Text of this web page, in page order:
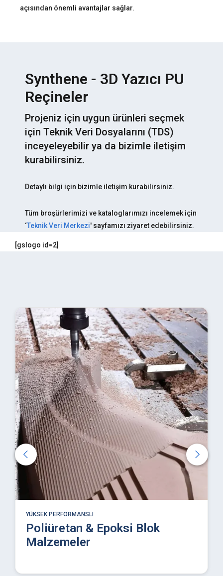
açısından önemli avantajlar sağlar.
Synthene - 3D Yazıcı PU
Reçineler
Projeniz için uygun ürünleri seçmek
için Teknik Veri Dosyalarını (TDS)
inceyeleyebilir ya da bizimle iletişim
kurabilirsiniz.
Detaylı bilgi için bizimle iletişim kurabilirsiniz.
Tüm broşürlerimizi ve kataloglarımızı incelemek için
‘Teknik Veri Merkezi' sayfamızı ziyaret edebilirsiniz.
[gslogo id=2]
YÜKSEK PERFORMANSLI
Poliüretan & Epoksi Blok
Malzemeler